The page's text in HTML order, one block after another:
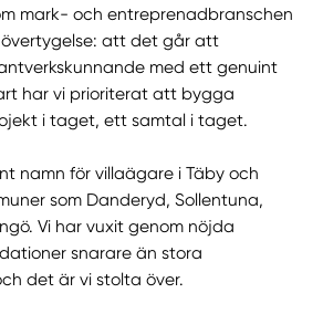
mark- och entreprenadbranschen
att det går att
med ett genuint
har vi prioriterat att bygga
i taget, ett samtal i taget.
namn för villaägare i Täby och
som Danderyd, Sollentuna,
Vi har vuxit genom nöjda
snarare än stora
det är vi stolta över.